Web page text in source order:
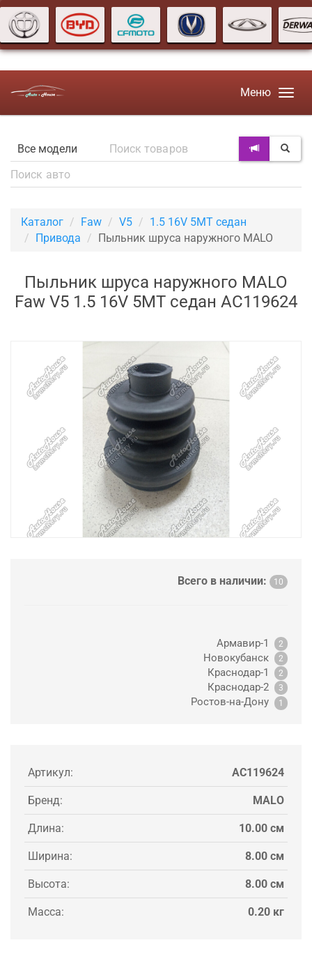
Меню
Каталог Faw V5
1.5 16V 5MT седан
Привода
Пыльник шруса наружного MALO
Пыльник шруса наружного MALO
Faw V5 1.5 16V 5MT седан AC119624
Всего в наличии: 10
Армавир-1 2
Новокубанск 2
Краснодар-1 2
Краснодар-2 3
Ростов-на-Дону 1
Артикул: AC119624
Бренд: MALO
Длина: 10.00 см
Ширина: 8.00 см
Высота: 8.00 см
Масса: 0.20 кг